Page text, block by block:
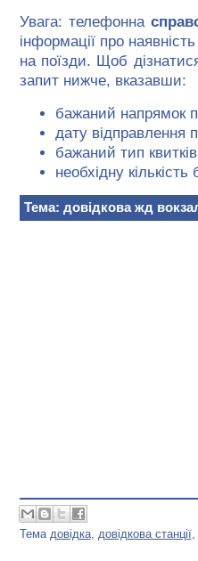
Увага: телефонна
інформації про
на поїзди. Щоб
запит нижче, вказавши:
бажаний напрямок
дату відправлення
бажаний тип
необхідну кількість
Тема: довідкова жд
Тема довідка, довідкова станції,